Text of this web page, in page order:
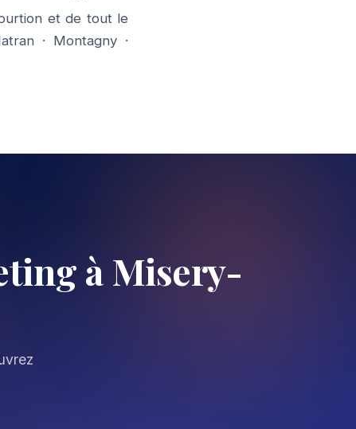
et de tout le
· Montagny·
à Misery-